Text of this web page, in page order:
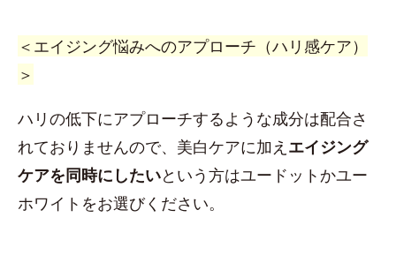
＜エイジング悩みへのアプローチ（ハリ感ケア）
＞
ハリの低下にアプローチするような成分は配合さ
れておりませんので、美白ケアに加え エイジング
ケアを同時にしたいという方はユードットかユー
ホワイトをお選びください。